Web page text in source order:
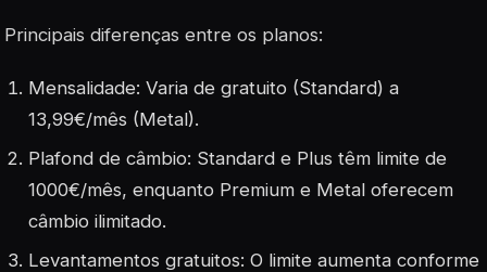
Principais diferenças entre os planos:
Mensalidade: Varia de gratuito (Standard) a
13,99€/mês (Metal).
Plafond de câmbio: Standard e Plus têm limite de
1000€/mês, enquanto Premium e Metal oferecem
câmbio ilimitado.
Levantamentos gratuitos: O limite aumenta conforme